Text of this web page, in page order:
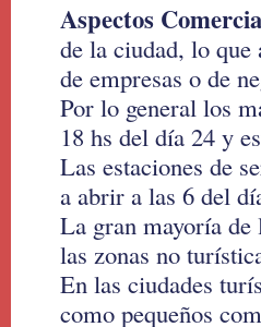
Aspectos
de la ciudad, lo que
de empresas o de
Por lo general los
18 hs del día 24 y
Las estaciones de
a abrir a las 6 del
La gran mayoría de
las zonas no
En las ciudades
como pequeños